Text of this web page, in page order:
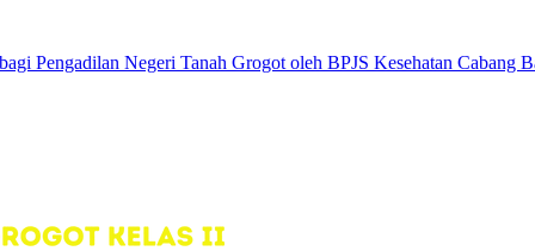
Pengadilan Negeri Tanah Grogot oleh BPJS Kesehatan Cabang